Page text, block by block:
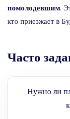
помолодевшим.
кто приезжает в
Часто
Нужно ли